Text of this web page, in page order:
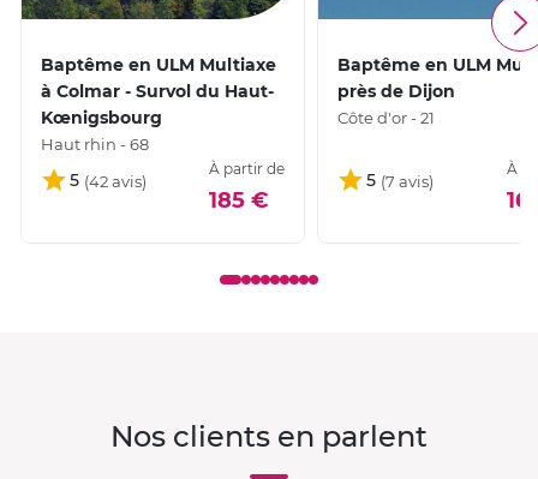
Baptême en ULM Multiaxe
à Colmar - Survol du Haut-
Kœnigsbourg
Haut rhin - 68
5
À partir de
185 €
Baptême en ULM
près de Dijon
Côte d'or - 21
5
À
Nos clients en parlent